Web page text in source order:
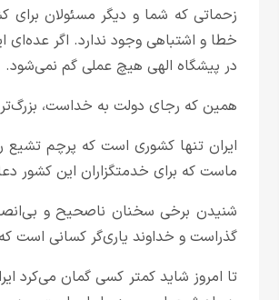
زحماتی که شما و دیگر مسئولان
خطا و اشتباهی وجود ندارد. اگر عده‌ای
در پیشگاه الهی هیچ عملی گم نمی‌شود.
همین که رجای دولت به خداست،
ایران تنها کشوری است که پرچم تشیع
ماست که برای خدمتگزاران این کشور
شنیدن برخی سخنان ناصحیح و
گذراست و خداوند یاری‌گر کسانی است
تا امروز شاید کمتر کسی گمان می‌کرد